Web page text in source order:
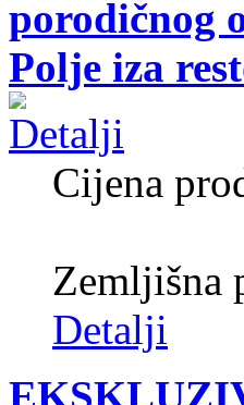
porodičnog
Polje iza
Cijena
Zemljišna
Detalji